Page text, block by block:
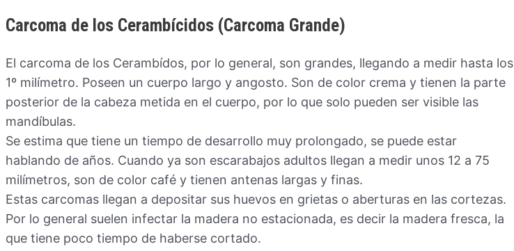
Carcoma de los Cerambícidos (Carcoma Grande)
El carcoma de los Cerambídos, por lo general, son grandes, llegando a medir hasta los
1º milímetro. Poseen un cuerpo largo y angosto. Son de color crema y tienen la parte
posterior de la cabeza metida en el cuerpo, por lo que solo pueden ser visible las
mandíbulas.
Se estima que tiene un tiempo de desarrollo muy prolongado, se puede estar
hablando de años. Cuando ya son escarabajos adultos llegan a medir unos 12 a 75
milímetros, son de color café y tienen antenas largas y finas.
Estas carcomas llegan a depositar sus huevos en grietas o aberturas en las cortezas.
Por lo general suelen infectar la madera no estacionada, es decir la madera fresca, la
que tiene poco tiempo de haberse cortado.